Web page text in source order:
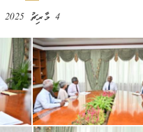
4 މާރިޗު 2025